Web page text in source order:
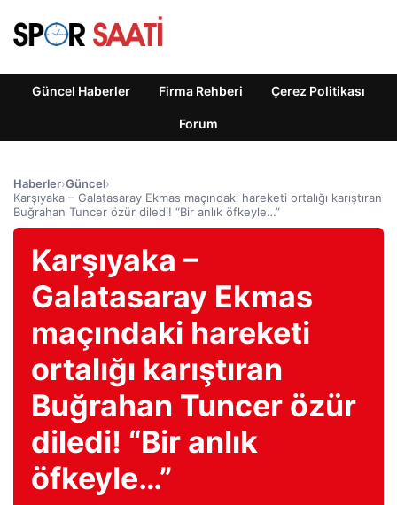
Güncel Haberler Firma Rehberi Çerez Politikası
Forum
Haberler›Güncel›
Karşıyaka – Galatasaray Ekmas maçındaki hareketi ortalığı karıştıran
Buğrahan Tuncer özür diledi! “Bir anlık öfkeyle…”
Karşıyaka –
Galatasaray Ekmas
maçındaki hareketi
ortalığı karıştıran
Buğrahan Tuncer özür
diledi! “Bir anlık
öfkeyle…”